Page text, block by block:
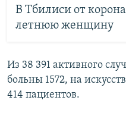
В Тбилиси от
летнюю женщину
Из 38 391 активного
больны 1572, на
414 пациентов.